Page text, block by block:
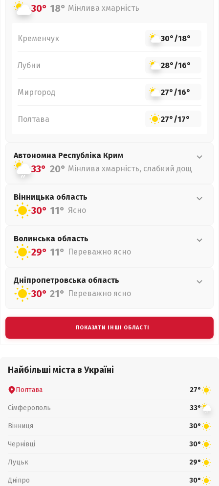
30° 18° Мінлива хмарність
Кременчук 30°/18°
Лубни 28°/16°
Миргород 27°/16°
Полтава 27°/17°
Автономна Республіка Крим
33° 20° Мінлива хмарність, слабкий дощ
Вінницька область
30° 11° Ясно
Волинська область
29° 11° Переважно ясно
Дніпропетровська область
30° 21° Переважно ясно
ПОКАЗАТИ ІНШІ ОБЛАСТІ
Найбільші міста в Україні
Полтава 27°
Сімферополь 33°
Вінниця 30°
Чернівці 30°
Луцьк 29°
Дніпро 30°